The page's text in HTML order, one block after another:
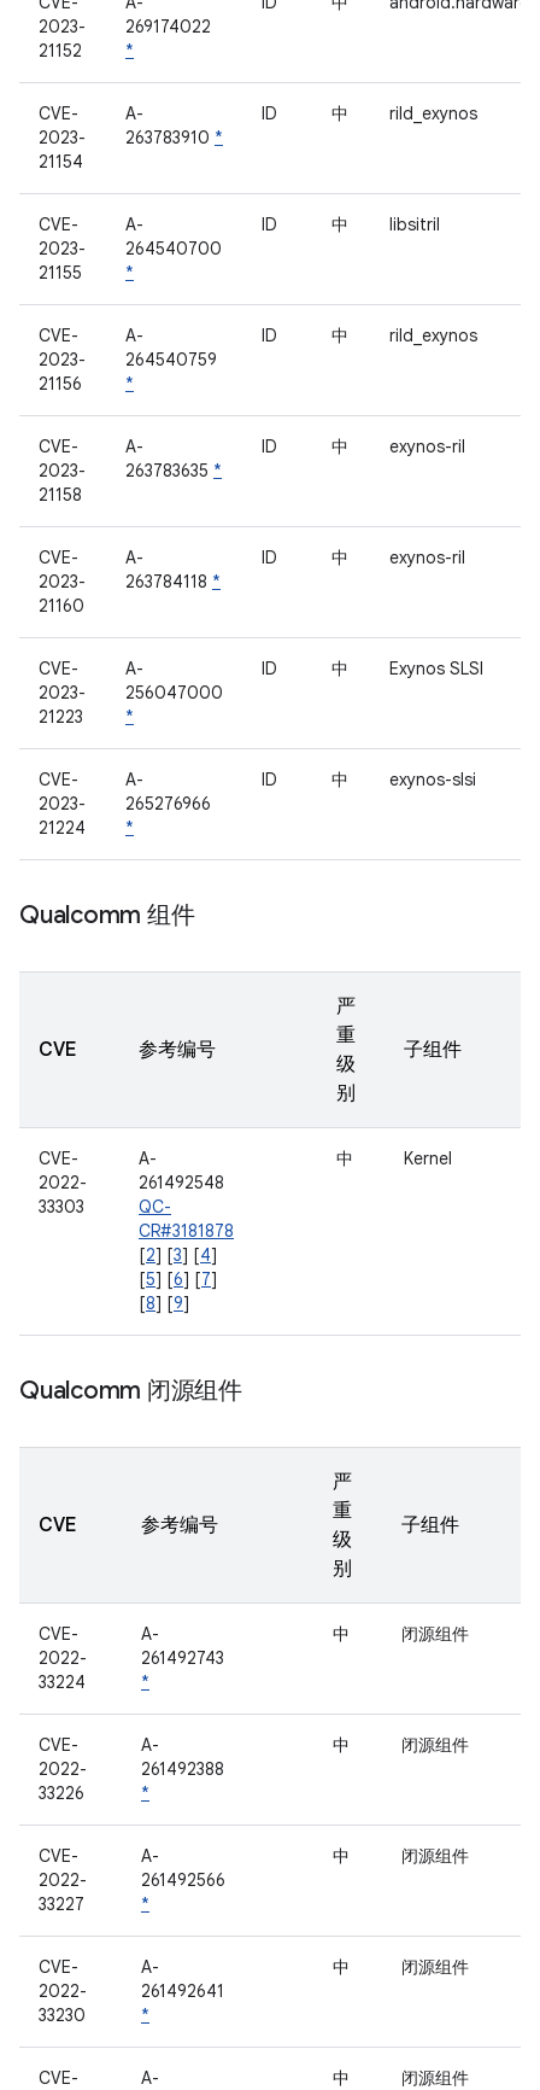
2023-
21152
269174022
*
CVE-
2023-
21154
A-
263783910 *
ID 中 rild_exynos
CVE-
2023-
21155
A-
264540700
*
ID 中 libsitril
CVE-
2023-
21156
A-
264540759
*
ID 中 rild_exynos
CVE-
2023-
21158
A-
263783635 *
ID 中 exynos-ril
CVE-
2023-
21160
A-
263784118 *
ID 中 exynos-ril
CVE-
2023-
21223
A-
256047000
*
ID 中 Exynos SLSI
CVE-
2023-
21224
A-
265276966
*
ID 中 exynos-slsi
Qualcomm 组件
CVE 参考编号
严
重
级
别
子组件
CVE-
2022-
33303
A-
261492548
QC-
CR#3181878
[2] [3] [4]
[5] [6] [7]
[8] [9]
中 Kernel
Qualcomm 闭源组件
CVE 参考编号
严
重
级
别
子组件
CVE-
2022-
33224
A-
261492743
*
中 闭源组件
CVE-
2022-
33226
A-
261492388
*
中 闭源组件
CVE-
2022-
33227
A-
261492566
*
中 闭源组件
CVE-
2022-
33230
A-
261492641
*
中 闭源组件
CVE-
A-
中 闭源组件